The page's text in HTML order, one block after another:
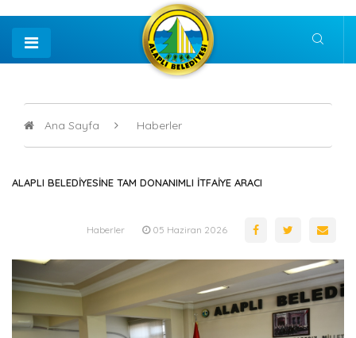
Ana Sayfa Haberler
ALAPLI BELEDİYESİNE TAM DONANIMLI İTFAİYE ARACI
Haberler 05 Haziran 2026